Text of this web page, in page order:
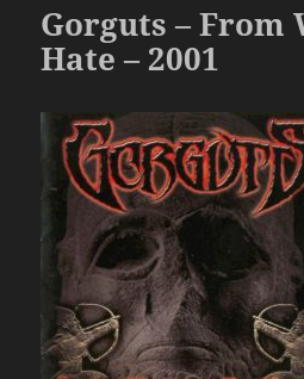
Gorguts – From
Hate – 2001